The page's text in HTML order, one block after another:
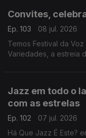
Convites,
Ep. 103
08 jul. 2026
Temos Festival da
Variedades, a estreia
Jazz em todo o
com as estrelas
Ep. 102
07 jul. 2026
Há Que Jazz É Este?